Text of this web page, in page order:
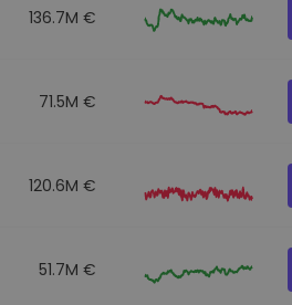
136.7M €
71.5M €
120.6M €
51.7M €